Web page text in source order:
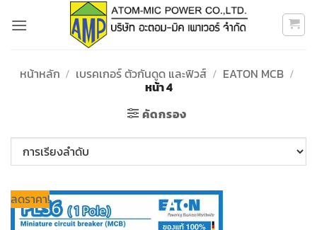
หน้าหลัก / เบรคเกอร์ ตัวกันดูด และฟิวส์ / EATON MCB /
หน้า 4
คัดกรอง
ลดราคา!